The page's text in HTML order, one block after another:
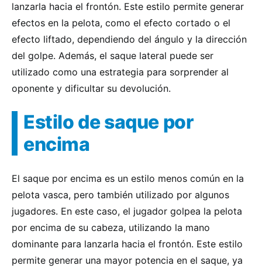
lanzarla hacia el frontón. Este estilo permite generar
efectos en la pelota, como el efecto cortado o el
efecto liftado, dependiendo del ángulo y la dirección
del golpe. Además, el saque lateral puede ser
utilizado como una estrategia para sorprender al
oponente y dificultar su devolución.
Estilo de saque por
encima
El saque por encima es un estilo menos común en la
pelota vasca, pero también utilizado por algunos
jugadores. En este caso, el jugador golpea la pelota
por encima de su cabeza, utilizando la mano
dominante para lanzarla hacia el frontón. Este estilo
permite generar una mayor potencia en el saque, ya